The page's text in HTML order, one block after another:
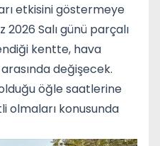
etkisini göstermeye
Salı günü parçalı
kentte, hava
arasında değişecek.
öğle saatlerine
olmaları konusunda